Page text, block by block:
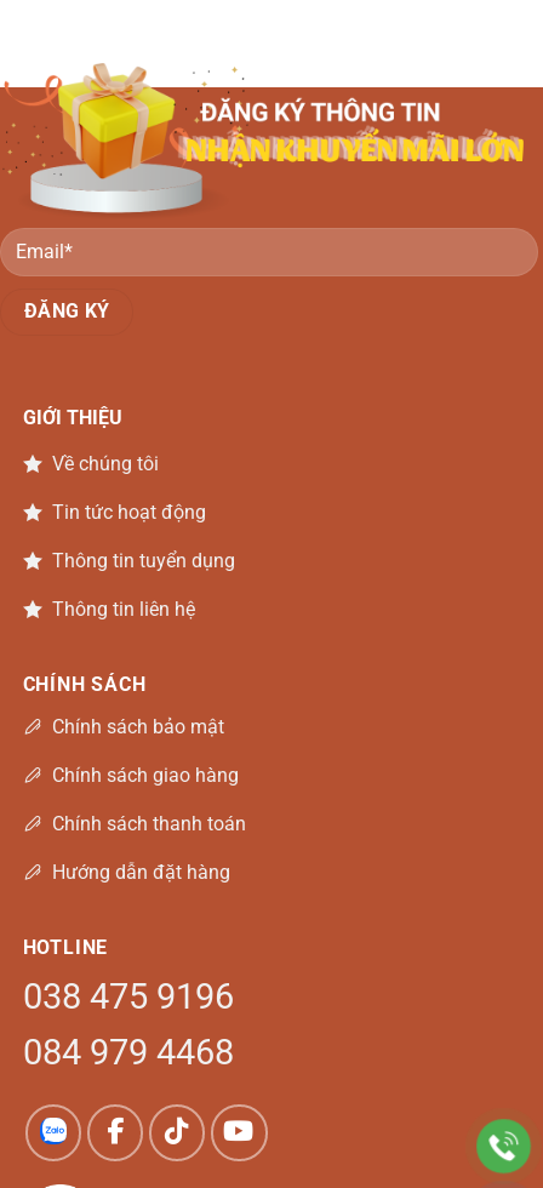
Nga
Gỗ
Đồng
GIỚI THIỆU
Về chúng tôi
Tin tức hoạt động
Thông tin tuyển dụng
Thông tin liên hệ
CHÍNH SÁCH
Chính sách bảo mật
Chính sách giao hàng
Chính sách thanh toán
Hướng dẫn đặt hàng
HOTLINE
038 475 9196
084 979 4468